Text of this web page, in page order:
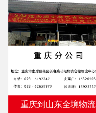
重庆到山东全境物流